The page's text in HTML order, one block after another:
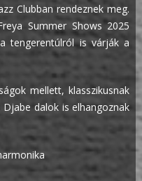
Clubban rendeznek meg.
Summer Shows 2025
tengerentúlról is várják a
mellett, klasszikusnak
dalok is elhangoznak